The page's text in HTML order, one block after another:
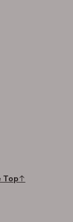
Top↑